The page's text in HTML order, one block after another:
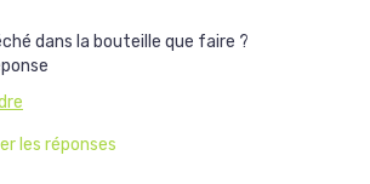
dans la bouteille que faire ?
les réponses